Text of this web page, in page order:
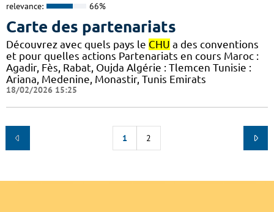
relevance: 66%
Carte des partenariats
Découvrez avec quels pays le CHU a des conventions
et pour quelles actions Partenariats en cours Maroc :
Agadir, Fès, Rabat, Oujda Algérie : Tlemcen Tunisie :
Ariana, Medenine, Monastir, Tunis Emirats
18/02/2026 15:25
1 2